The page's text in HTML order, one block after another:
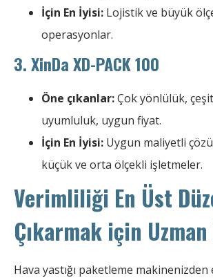
İçin En İyisi: Lojistik ve büyük
operasyonlar.
3. XinDa XD-PACK 100
Öne çıkanlar:Çok yönlülük,
uyumluluk, uygun fiyat.
İçin En İyisi: Uygun maliyetli
küçük ve orta ölçekli işletmeler.
Verimliliği En Üst
Çıkarmak için
Hava yastığı paketleme makinenizden